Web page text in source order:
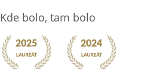
Kde bolo, tam bolo